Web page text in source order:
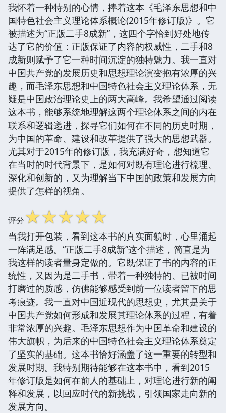
我怀着一种特别的心情，捧着这本《毛泽东思想和中
国特色社会主义理论体系概论(2015年修订版)》。它
被描述为“正版二手8成新”，这四个字恰到好处地传
达了它的价值：正版保证了内容的权威性，二手和8
成新则赋予了它一种时间沉淀的独特魅力。我一直对
中国共产党的发展历史和思想理论演变抱有浓厚的兴
趣，而毛泽东思想和中国特色社会主义理论体系，无
疑是中国政治理论史上的两大高峰。我希望通过阅读
这本书，能够系统地理解这两个理论体系之间的内在
联系和逻辑递进，探寻它们如何在不同的历史时期，
为中国的革命、建设和改革提供了强大的思想武器。
尤其对于2015年的修订版，我充满好奇，想知道它
在当时的时代背景下，是如何对既有理论进行梳理、
深化和创新的，又为理解当下中国的政策和发展方向
提供了怎样的视角。
评分☆☆☆☆☆
当我打开包装，看到这本书的真实面貌时，心里涌起
一阵满足感。“正版二手8成新”这个描述，简直是为
我这样的读者量身定做的。它既保证了书的内容的正
统性，又因为是二手书，带着一种独特的、已被时间
打磨过的质感，仿佛能够感受到前一位读者留下的思
考痕迹。我一直对中国近现代的思想史，尤其是关于
中国共产党如何形成和发展其理论体系的过程，有着
非常浓厚的兴趣。毛泽东思想作为中国革命和建设的
伟大旗帜，为后来的中国特色社会主义理论体系奠定
了坚实的基础。这本书恰好涵盖了这一重要的转型和
发展时期。我特别期待能够在这本书中，看到2015
年修订版是如何在前人的基础上，对理论进行新的阐
释和发展，以回应时代的新挑战，引领国家走向新的
发展方向。